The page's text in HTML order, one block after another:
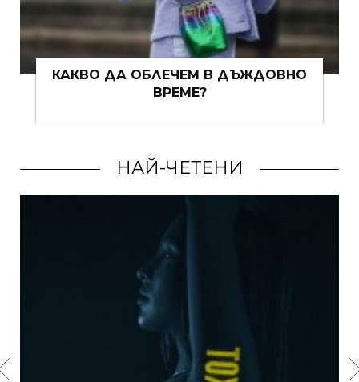
КАКВО ДА ОБЛЕЧЕМ В ДЪЖДОВНО
ВРЕМЕ?
НАЙ-ЧЕТЕНИ